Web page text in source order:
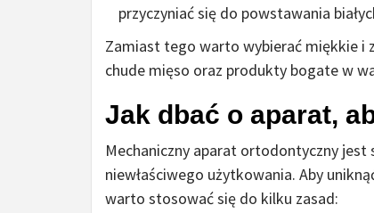
przyczyniać się do powstawania
Zamiast tego warto wybierać miękkie i
chude mięso oraz produkty bogate w
Jak dbać o aparat,
Mechaniczny aparat ortodontyczny
niewłaściwego użytkowania. Aby
warto stosować się do kilku zasad: